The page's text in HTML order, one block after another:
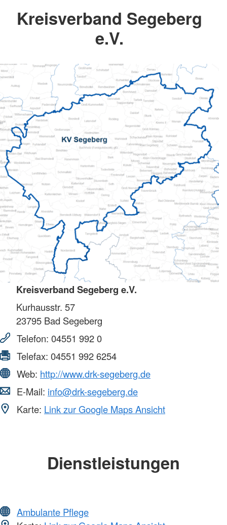
Kreisverband Segeberg
e.V.
Kreisverband Segeberg e.V.
Kurhausstr. 57
23795 Bad Segeberg
Telefon: 04551 992 0
Telefax: 04551 992 6254
Web: http://www.drk-segeberg.de
E-Mail: info@drk-segeberg.de
Karte: Link zur Google Maps Ansicht
Dienstleistungen
Ambulante Pflege